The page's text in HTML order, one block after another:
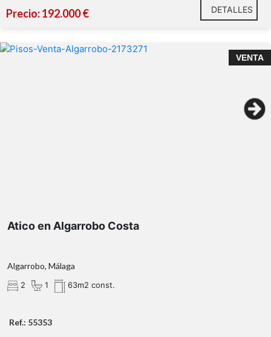
Precio: 192.000 € DETALLES
VENTA
Ático en venta en Algarrobo Costa – Sol, mar y
Atico en Algarrobo Costa
Algarrobo, Málaga
2 1 63m2 const.
Ref.: 55353